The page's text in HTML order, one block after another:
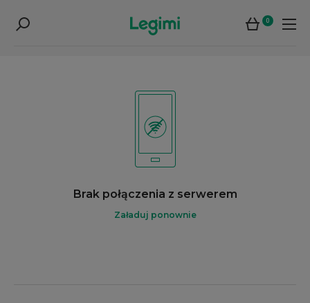
0
Brak połączenia z serwerem
Załaduj ponownie